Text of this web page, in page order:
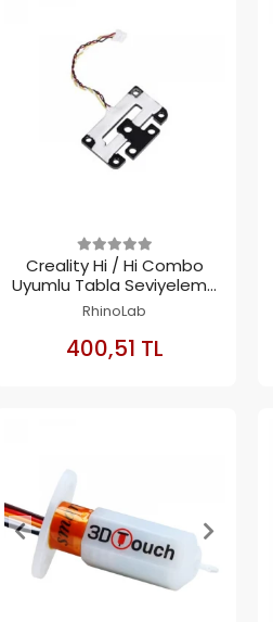
Creality Hi / Hi Combo
Uyumlu Tabla Seviyeleme
Sensörü
RhinoLab
400,51 TLSEPETE
EKLE